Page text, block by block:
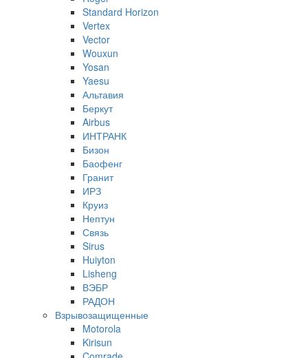
Standard Horizon
Vertex
Vector
Wouxun
Yosan
Yaesu
Альтавия
Беркут
Airbus
ИНТРАНК
Бизон
Баофенг
Гранит
ИРЗ
Круиз
Нептун
Связь
Sirus
Huiyton
Lisheng
ВЭБР
РАДОН
Взрывозащищенные
Motorola
Kirisun